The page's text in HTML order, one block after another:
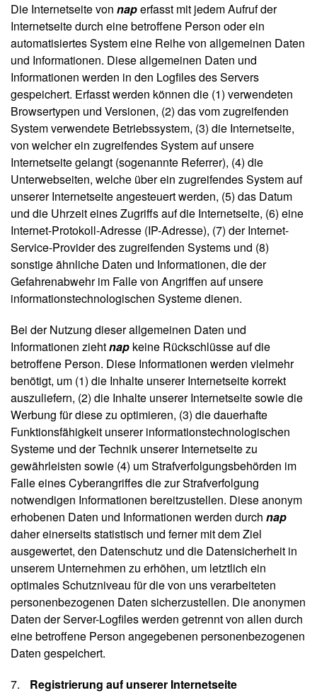
Die Internetseite von naperfasst mit jedem Aufruf der
Internetseite durch eine betroffene Person oder ein
automatisiertes System eine Reihe von allgemeinen Daten
und Informationen. Diese allgemeinen Daten und
Informationen werden in den Logfiles des Servers
gespeichert. Erfasst werden können die (1) verwendeten
Browsertypen und Versionen, (2) das vom zugreifenden
System verwendete Betriebssystem, (3) die Internetseite,
von welcher ein zugreifendes System auf unsere
Internetseite gelangt (sogenannte Referrer), (4) die
Unterwebseiten, welche über ein zugreifendes System auf
unserer Internetseite angesteuert werden, (5) das Datum
und die Uhrzeit eines Zugriffs auf die Internetseite, (6) eine
Internet-Protokoll-Adresse (IP-Adresse), (7) der Internet-
Service-Provider des zugreifenden Systems und (8)
sonstige ähnliche Daten und Informationen, die der
Gefahrenabwehr im Falle von Angriffen auf unsere
informationstechnologischen Systeme dienen.
Bei der Nutzung dieser allgemeinen Daten und
Informationen ziehtnap keine Rückschlüsse auf die
betroffene Person. Diese Informationen werden vielmehr
benötigt, um (1) die Inhalte unserer Internetseite korrekt
auszuliefern, (2) die Inhalte unserer Internetseite sowie die
Werbung für diese zu optimieren, (3) die dauerhafte
Funktionsfähigkeit unserer informationstechnologischen
Systeme und der Technik unserer Internetseite zu
gewährleisten sowie (4) um Strafverfolgungsbehörden im
Falle eines Cyberangriffes die zur Strafverfolgung
notwendigen Informationen bereitzustellen. Diese anonym
erhobenen Daten und Informationen werden durch nap
daher einerseits statistisch und ferner mit dem Ziel
ausgewertet, den Datenschutz und die Datensicherheit in
unserem Unternehmen zu erhöhen, um letztlich ein
optimales Schutzniveau für die von uns verarbeiteten
personenbezogenen Daten sicherzustellen. Die anonymen
Daten der Server-Logfiles werden getrennt von allen durch
eine betroffene Person angegebenen personenbezogenen
Daten gespeichert.
Registrierung auf unserer Internetseite